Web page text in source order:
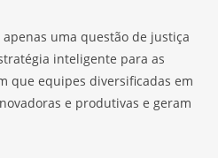
uma questão de justiça
inteligente para as
que equipes diversificadas em
e produtivas e geram